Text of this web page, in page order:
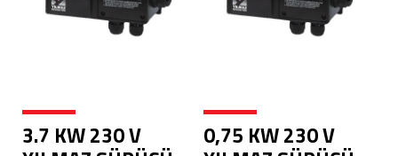
3.7 KW 230 V 0,75 KW 230 V